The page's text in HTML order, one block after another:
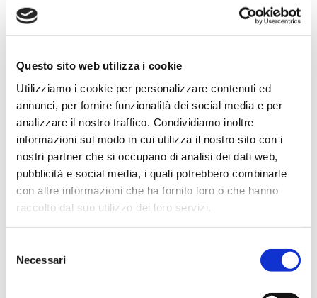
Questo sito web utilizza i cookie
Utilizziamo i cookie per personalizzare contenuti ed
annunci, per fornire funzionalità dei social media e per
analizzare il nostro traffico. Condividiamo inoltre
informazioni sul modo in cui utilizza il nostro sito con i
nostri partner che si occupano di analisi dei dati web,
pubblicità e social media, i quali potrebbero combinarle
con altre informazioni che ha fornito loro o che hanno
raccolto dal suo utilizzo dei loro servizi.
delNecessari
Mario Bravi, Comitato scientifico di Nuove Ri-
Luigi Chiapparino, Nidil Cgil di Perugia.
A partire dai dati del recente rapporto della Fondazione Di
Vittorio “Precarietà e bassi salari”, si metteranno in luce
gli effetti di lungo periodo della riforma: l’occupazione
stabile è rimasta al palo, mentre
i contratti a termine e
il part-time – spesso involontari – interessano oggi
quasi il 30% degli occupati, con un impatto
particolarmente pesante su giovani, donne e
dell’emigrazione giovanile qualificata.